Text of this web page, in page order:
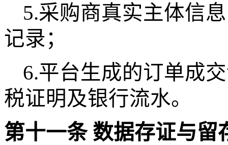
5.采购商真实主体信
记录；
6.平台生成的订单成
税证明及银行流水。
第十一条 数据存证与留